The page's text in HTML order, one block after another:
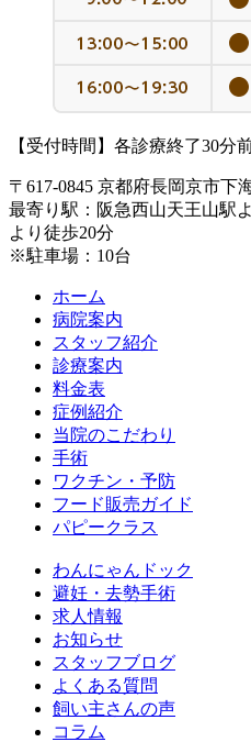
【受付時間】各診療終了30分
〒617-0845 京都府長岡京市下
最寄り駅：阪急西山天王山駅
より徒歩20分
※駐車場：10台
ホーム
病院案内
スタッフ紹介
診療案内
料金表
症例紹介
当院のこだわり
手術
ワクチン・予防
フード販売ガイド
パピークラス
わんにゃんドック
避妊・去勢手術
求人情報
お知らせ
スタッフブログ
よくある質問
飼い主さんの声
コラム